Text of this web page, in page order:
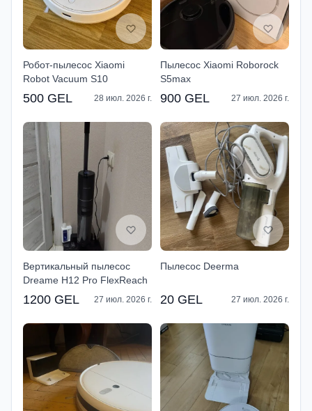
Робот-пылесос Xiaomi
Robot Vacuum S10
500 GEL 28 июл. 2026 г.
Пылесос Xiaomi Roborock
S5max
900 GEL 27 июл. 2026 г.
Вертикальный пылесос
Dreame H12 Pro FlexReach
1200 GEL 27 июл. 2026 г.
Пылесос Deerma
20 GEL 27 июл. 2026 г.